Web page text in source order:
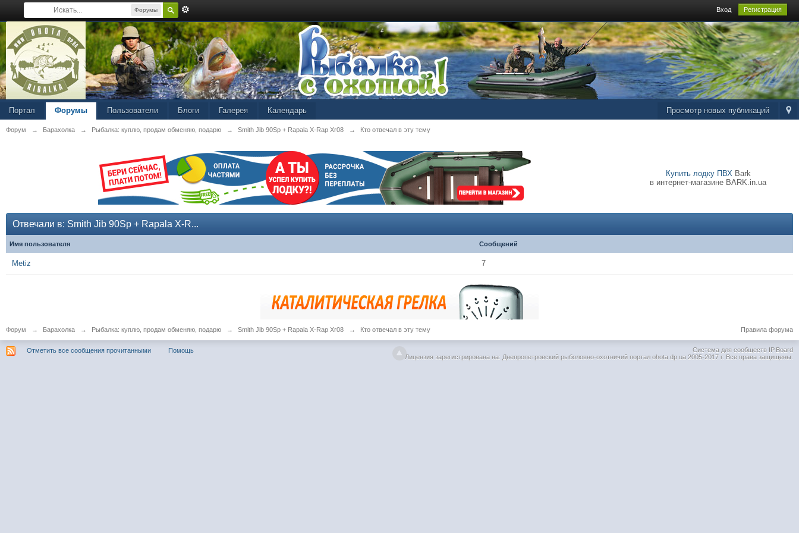
Форумы Вход Регистрация
Просмотр новых публикаций
Портал Форумы Пользователи Блоги Галерея Календарь
Форум → Барахолка → Рыбалка: куплю, продам обменяю, подарю → Smith Jib 90Sp + Rapala X-Rap Xr08 → Кто отвечал в эту тему
Купить лодку ПВХBark
в интернет-магазине BARK.in.ua
Отвечали в: Smith Jib 90Sp + Rapala X-R...
Имя пользователя Сообщений
Metiz 7
Форум → Барахолка → Рыбалка: куплю, продам обменяю, подарю → Smith Jib 90Sp + Rapala X-Rap Xr08 → Кто отвечал в эту тему Правила форума
Отметить все сообщения прочитанными Помощь Система для сообществ IP.Board
Лицензия зарегистрирована на: Днепропетровский рыболовно-охотничий портал ohota.dp.ua 2005-2017 г. Все права защищены.